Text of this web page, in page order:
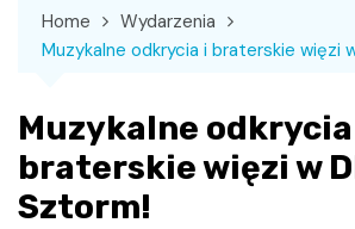
Home
Wydarzenia
Muzykalne odkrycia i braterskie więzi
Muzykalne
braterskie więzi w
Sztorm!